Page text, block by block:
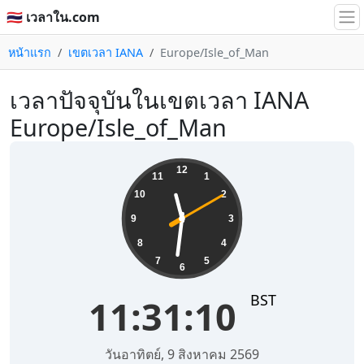
🇹🇭 เวลาใน.com
หน้าแรก เขตเวลา IANA Europe/Isle_of_Man
เวลาปัจจุบันในเขตเวลา IANA
Europe/Isle_of_Man
12
1
2
3
4
5
6
7
8
9
10
11
11:31:10 BST
วันอาทิตย์, 9 สิงหาคม 2569